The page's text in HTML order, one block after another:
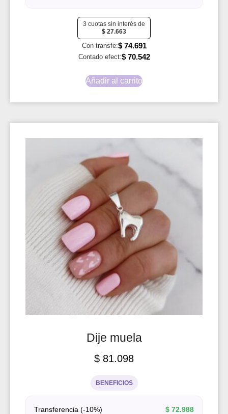
3 cuotas sin interés de
$ 27.663
Con transfe:$74.691
Contado efect:$70.542
Añadir al carrito
Dije muela
$ 81.098
BENEFICIOS
Transferencia (-10%) $ 72.988